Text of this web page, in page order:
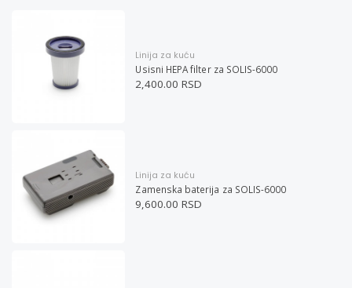
Linija za kuću
Usisni HEPA filter za SOLIS-6000
2,400.00 RSD
Linija za kuću
Zamenska baterija za SOLIS-6000
9,600.00 RSD